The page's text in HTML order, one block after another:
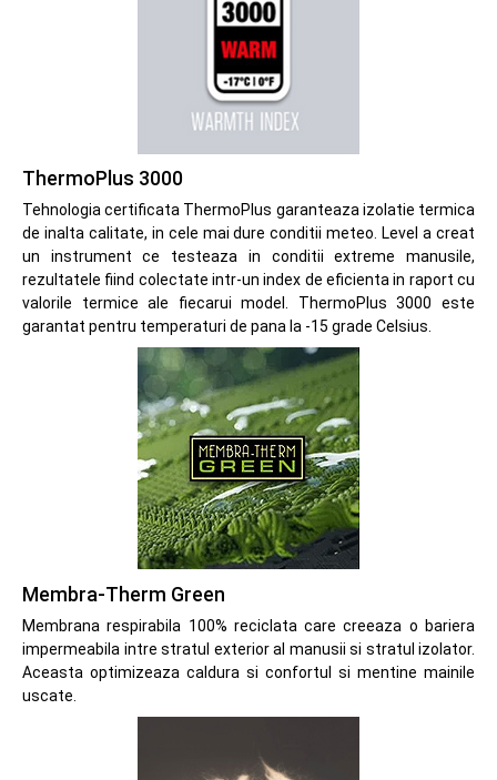
ThermoPlus 3000
Tehnologia certificata ThermoPlus garanteaza izolatie termica
de inalta calitate, in cele mai dure conditii meteo. Level a creat
un instrument ce testeaza in conditii extreme manusile,
rezultatele fiind colectate intr-un index de eficienta in raport cu
valorile termice ale fiecarui model. ThermoPlus 3000 este
garantat pentru temperaturi de pana la -15 grade Celsius.
Membra-Therm Green
Membrana respirabila 100% reciclata care creeaza o bariera
impermeabila intre stratul exterior al manusii si stratul izolator.
Aceasta optimizeaza caldura si confortul si mentine mainile
uscate.